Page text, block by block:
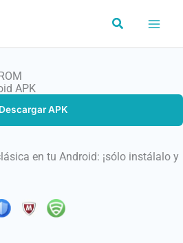
Buscar
APK
Descargar APK
en tu Android: ¡sólo instálalo y